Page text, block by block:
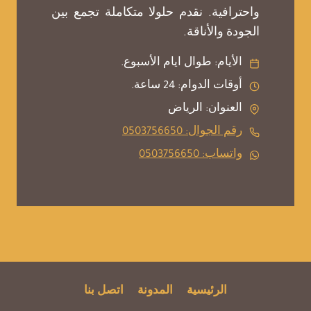
واحترافية. نقدم حلولا متكاملة تجمع بين
الجودة والأناقة.
الأيام: طوال ايام الأسبوع.
أوقات الدوام: 24 ساعة.
العنوان: الرياض
رقم الجوال: 0503756650
واتساب: 0503756650
الرئيسية المدونة اتصل بنا